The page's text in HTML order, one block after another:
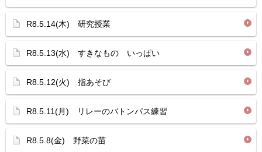
R8.5.14(木) 研究授業
R8.5.13(水) すきなもの いっぱい
R8.5.12(火) 指あそび
R8.5.11(月) リレーのバトンパス練習
R8.5.8(金) 野菜の苗